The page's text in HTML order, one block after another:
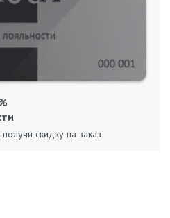
скидку на заказ